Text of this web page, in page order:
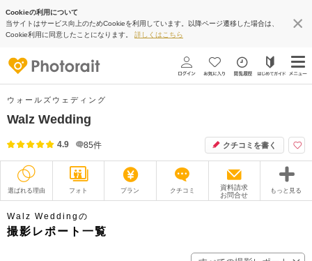
Cookieの利用について
当サイトはサービス向上のためCookieを利用しています。以降ページ遷移した場合は、
Cookie利用に同意したことになります。 詳しくはこちら
ウォールズウェディング
Walz Wedding
4.9 85件 クチコミを書く
選ばれる理由 フォト プラン クチコミ
資料請求
お問合せ
もっと見る
撮影レポート
Walz Weddingの
撮影レポート一覧